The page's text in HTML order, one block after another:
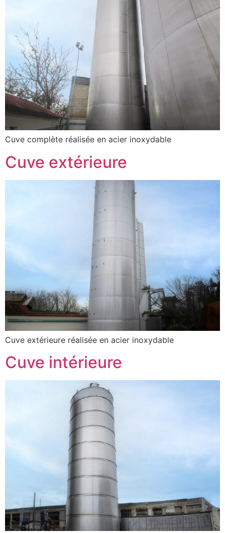
Cuve complète réalisée en acier inoxydable
Cuve extérieure
Cuve extérieure réalisée en acier inoxydable
Cuve intérieure